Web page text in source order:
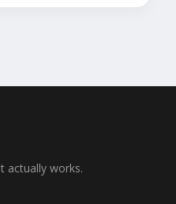
actually works.